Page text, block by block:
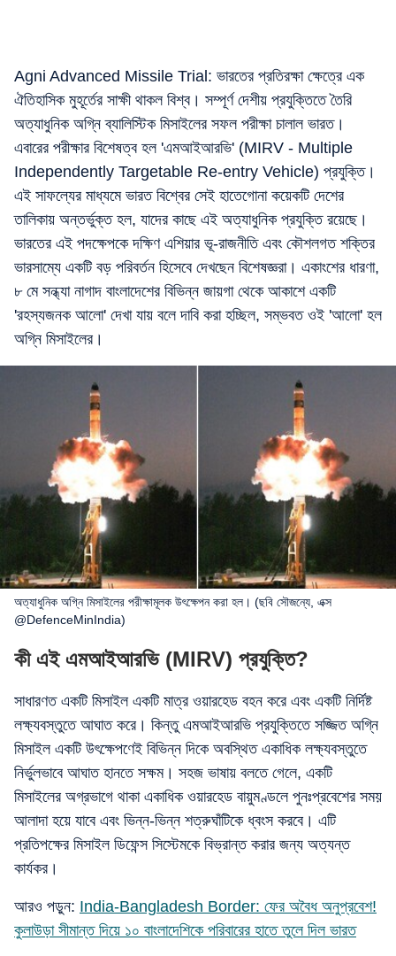
Agni Advanced Missile Trial: ভারতের প্রতিরক্ষা ক্ষেত্রে এক
ঐতিহাসিক মুহূর্তের সাক্ষী থাকল বিশ্ব। সম্পূর্ণ দেশীয় প্রযুক্তিতে তৈরি
অত্যাধুনিক অগ্নি ব্যালিস্টিক মিসাইলের সফল পরীক্ষা চালাল ভারত।
এবারের পরীক্ষার বিশেষত্ব হল 'এমআইআরভি' (MIRV - Multiple
Independently Targetable Re-entry Vehicle) প্রযুক্তি।
এই সাফল্যের মাধ্যমে ভারত বিশ্বের সেই হাতেগোনা কয়েকটি দেশের
তালিকায় অন্তর্ভুক্ত হল, যাদের কাছে এই অত্যাধুনিক প্রযুক্তি রয়েছে।
ভারতের এই পদক্ষেপকে দক্ষিণ এশিয়ার ভূ-রাজনীতি এবং কৌশলগত শক্তির
ভারসাম্যে একটি বড় পরিবর্তন হিসেবে দেখছেন বিশেষজ্ঞরা। একাংশের ধারণা,
৮ মে সন্ধ্যা নাগাদ বাংলাদেশের বিভিন্ন জায়গা থেকে আকাশে একটি
'রহস্যজনক আলো' দেখা যায় বলে দাবি করা হচ্ছিল, সম্ভবত ওই 'আলো' হল
অগ্নি মিসাইলের।
অত্যাধুনিক অগ্নি মিসাইলের পরীক্ষামূলক উৎক্ষেপন করা হল। (ছবি সৌজন্যে, এক্স
@DefenceMinIndia)
কী এই এমআইআরভি (MIRV) প্রযুক্তি?
সাধারণত একটি মিসাইল একটি মাত্র ওয়ারহেড বহন করে এবং একটি নির্দিষ্ট
লক্ষ্যবস্তুতে আঘাত করে। কিন্তু এমআইআরভি প্রযুক্তিতে সজ্জিত অগ্নি
মিসাইল একটি উৎক্ষেপণেই বিভিন্ন দিকে অবস্থিত একাধিক লক্ষ্যবস্তুতে
নির্ভুলভাবে আঘাত হানতে সক্ষম। সহজ ভাষায় বলতে গেলে, একটি
মিসাইলের অগ্রভাগে থাকা একাধিক ওয়ারহেড বায়ুমণ্ডলে পুনঃপ্রবেশের সময়
আলাদা হয়ে যাবে এবং ভিন্ন-ভিন্ন শত্রুঘাঁটিকে ধ্বংস করবে। এটি
প্রতিপক্ষের মিসাইল ডিফেন্স সিস্টেমকে বিভ্রান্ত করার জন্য অত্যন্ত
কার্যকর।
আরও পড়ুন: India-Bangladesh Border: ফের অবৈধ অনুপ্রবেশ!
কুলাউড়া সীমান্ত দিয়ে ১০ বাংলাদেশিকে পরিবারের হাতে তুলে দিল ভারত